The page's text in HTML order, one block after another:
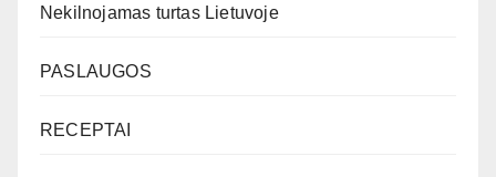
Nekilnojamas turtas Lietuvoje
PASLAUGOS
RECEPTAI